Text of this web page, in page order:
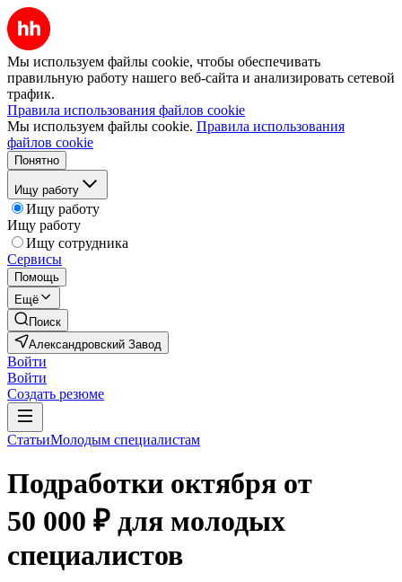
Мы используем файлы cookie, чтобы обеспечивать
правильную работу нашего веб-сайта и анализировать сетевой
трафик.
Правила использования файлов cookie
Мы используем файлы cookie. Правила использования
файлов cookie
Понятно
Ищу работу
Ищу работу
Ищу работу
Ищу сотрудника
Сервисы
Помощь
Ещё
Поиск
Александровский Завод
Войти
Войти
Создать резюме
СтатьиМолодым специалистам
Подработки октября от
50 000 ₽ для молодых
специалистов